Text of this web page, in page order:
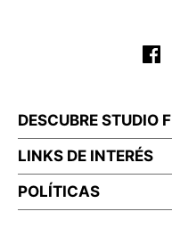
DESCUBRE STUDIO F
LINKS DE INTERÉS
POLÍTICAS